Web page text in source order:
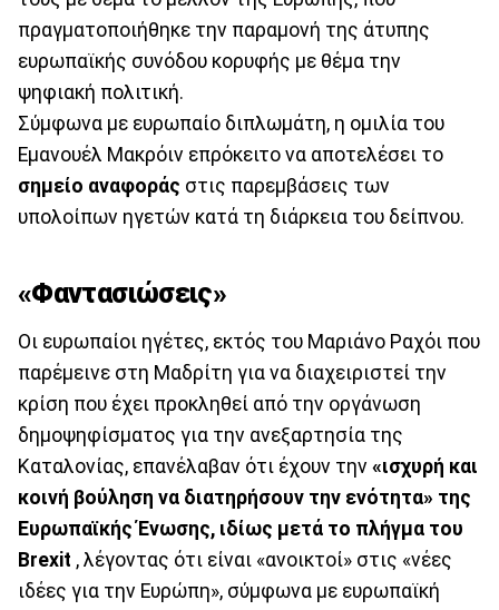
πραγματοποιήθηκε την παραμονή της άτυπης
ευρωπαϊκής συνόδου κορυφής με θέμα την
ψηφιακή πολιτική.
Σύμφωνα με ευρωπαίο διπλωμάτη, η ομιλία του
Εμανουέλ Μακρόιν επρόκειτο να αποτελέσει το
σημείο αναφοράς στις παρεμβάσεις των
υπολοίπων ηγετών κατά τη διάρκεια του δείπνου.
«Φαντασιώσεις»
Οι ευρωπαίοι ηγέτες, εκτός του Μαριάνο Ραχόι που
παρέμεινε στη Μαδρίτη για να διαχειριστεί την
κρίση που έχει προκληθεί από την οργάνωση
δημοψηφίσματος για την ανεξαρτησία της
Καταλονίας, επανέλαβαν ότι έχουν την «ισχυρή και
κοινή βούληση να διατηρήσουν την ενότητα» της
Ευρωπαϊκής Ένωσης, ιδίως μετά το πλήγμα του
Brexit , λέγοντας ότι είναι «ανοικτοί» στις «νέες
ιδέες για την Ευρώπη», σύμφωνα με ευρωπαϊκή